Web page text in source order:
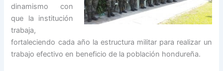
dinamismo con
que la institución
trabaja,
fortaleciendo cada año la estructura militar para realizar un
trabajo efectivo en beneficio de la población hondureña.